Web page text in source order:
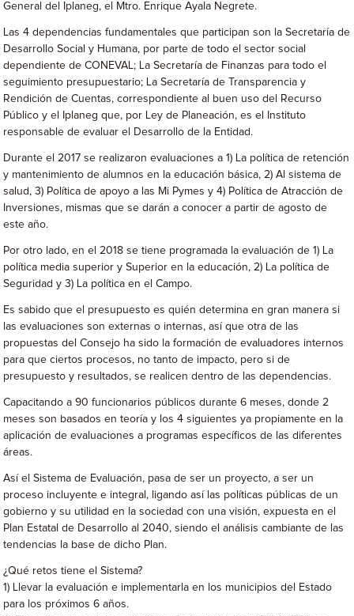
General del Iplaneg, el Mtro. Enrique Ayala Negrete.
Las 4 dependencias fundamentales que participan son la Secretaría de
Desarrollo Social y Humana, por parte de todo el sector social
dependiente de CONEVAL; La Secretaría de Finanzas para todo el
seguimiento presupuestario; La Secretaría de Transparencia y
Rendición de Cuentas, correspondiente al buen uso del Recurso
Público y el Iplaneg que, por Ley de Planeación, es el Instituto
responsable de evaluar el Desarrollo de la Entidad.
Durante el 2017 se realizaron evaluaciones a 1) La política de retención
y mantenimiento de alumnos en la educación básica, 2) Al sistema de
salud, 3) Política de apoyo a las Mi Pymes y 4) Política de Atracción de
Inversiones, mismas que se darán a conocer a partir de agosto de
este año.
Por otro lado, en el 2018 se tiene programada la evaluación de 1) La
política media superior y Superior en la educación, 2) La política de
Seguridad y 3) La política en el Campo.
Es sabido que el presupuesto es quién determina en gran manera si
las evaluaciones son externas o internas, así que otra de las
propuestas del Consejo ha sido la formación de evaluadores internos
para que ciertos procesos, no tanto de impacto, pero si de
presupuesto y resultados, se realicen dentro de las dependencias.
Capacitando a 90 funcionarios públicos durante 6 meses, donde 2
meses son basados en teoría y los 4 siguientes ya propiamente en la
aplicación de evaluaciones a programas específicos de las diferentes
áreas.
Así el Sistema de Evaluación, pasa de ser un proyecto, a ser un
proceso incluyente e integral, ligando así las políticas públicas de un
gobierno y su utilidad en la sociedad con una visión, expuesta en el
Plan Estatal de Desarrollo al 2040, siendo el análisis cambiante de las
tendencias la base de dicho Plan.
¿Qué retos tiene el Sistema?
1) Llevar la evaluación e implementarla en los municipios del Estado
para los próximos 6 años.